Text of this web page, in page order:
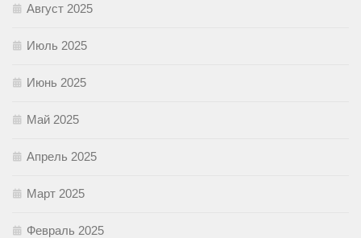
Август 2025
Июль 2025
Июнь 2025
Май 2025
Апрель 2025
Март 2025
Февраль 2025